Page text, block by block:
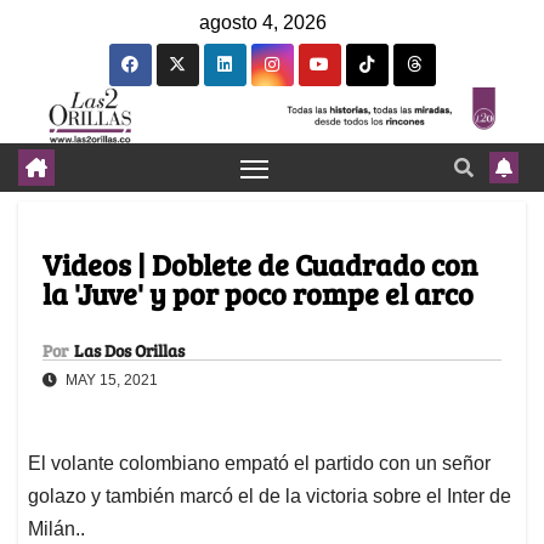
agosto 4, 2026
Videos | Doblete de Cuadrado con
la 'Juve' y por poco rompe el arco
Por Las Dos Orillas
MAY 15, 2021
El volante colombiano empató el partido con un señor
golazo y también marcó el de la victoria sobre el Inter de
Milán..